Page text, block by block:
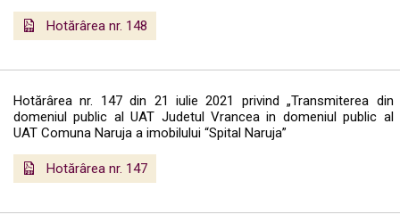
Hotărârea nr. 148
Hotărârea nr. 147 din 21 iulie 2021 privind „Transmiterea din
domeniul public al UAT Judetul Vrancea in domeniul public al
UAT Comuna Naruja a imobilului “Spital Naruja”
Hotărârea nr. 147